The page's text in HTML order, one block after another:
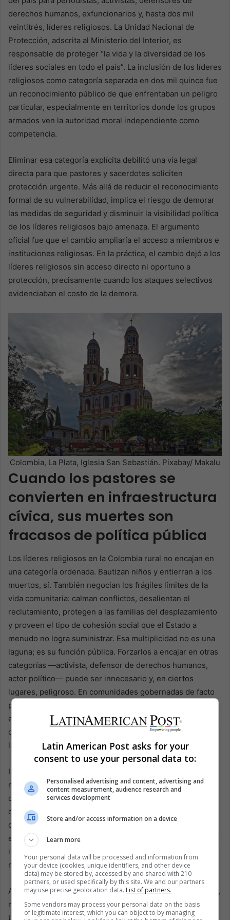
derechos humanos, exfuncionarios y, hasta dos mil
veintitrés, líderes religiosos. La Unidad Nacional de
Protección, adscrita al Ministerio del Interior, es
responsable de proteger “la vida y la diversidad de los
líderes sociales en todo el país”. La inclusión de los líderes
religiosos como categoría separada en dos mil quince fue
un reconocimiento público de que enfrentaban un peligro
particular, especialmente en territorios donde los grupos
armados ven la autoridad moral independiente como
competencia.
Eliminar esa categoría explícita debilitó una vía legal
directa para que pastores y sacerdotes soliciten
protección urgente. Más allá de reducir el reconocimiento
formal de su vulnerabilidad, implica el riesgo de demorar
las medidas de seguridad y disminuir la visibilidad política
de los líderes religiosos bajo amenaza. El argumento
oficial fue que el cambio ampliaría el acceso a miembros e
instituciones religiosas. En la práctica, el cambio dejó a los
líderes religiosos sin acceso directo ni oportuno a
protección, precisamente cuando los ataques selectivos
evidenciaban el costo de la demora.
Colombia, La Plata, Iglesia San Sebastián. Pixabay/ Makalu
Cuando los pastores se
convierten en infraestructura
cívica, sus muertes son
fracasos de política pública
Los líderes religiosos en la Colombia rural no encajan en
una categoría ordenada. Bautizan niños y entierran a los
muertos, sí. También negocian los frágiles límites de la
vida comunitaria: calman conflictos, desalientan el
reclutamiento, protegen a las familias del desplazamiento
y proveen el tipo de cohesión social que el Estado a
menudo no logra suministrar. Esa multiplicidad no es una
laguna; es su función pública. Forzarlos a encajar en otras
categorías —activista, defensor de derechos humanos,
actor político— puede ser innecesario y, en ciertos
lugares, peligroso. En comunidades gobernadas de facto
por ejércitos guerrilleros y grupos criminales, las
etiquetas pueden ser letales. Ser visto como “defensor de
derechos” puede interpretarse como estar de un lado de
la guerra.
Incluso en lugares donde el Estado es más fuerte, el
riesgo persiste. Un informe del Departamento de Estado
de dos mil dieciocho afirmó que, en la capital, el trece por
ciento de los líderes cristianos había recibido amenazas
de muerte. Si ese es el clima en Bogotá, la vulnerabilidad
en los corredores remotos —donde las vías son malas, las
instituciones más débiles y los actores armados más
ruidosos— requiere poca imaginación.
Aquí es donde la política estadounidense entra en escena,
no como salvadora, sino como parte interesada. Estados
Unidos ahora enmarca a América Latina como una
Latin American Post asks for your
consent to use your personal data to:
Personalised advertising and content, advertising and
content measurement, audience research and
services development
Store and/or access information on a device
Learn more
Your personal data will be processed and information from
your device (cookies, unique identifiers, and other device
data) may be stored by, accessed by and shared with 210
partners, or used specifically by this site. We and our partners
may use precise geolocation data. List of partners.
Some vendors may process your personal data on the basis
of legitimate interest, which you can object to by managing